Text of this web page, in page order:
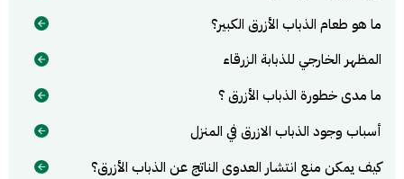
ما هو طعام الذباب الأزرق الكبير؟
المظهر الخارجي للذبابة الزرقاء
ما مدى خطورة الذباب الأزرق ؟
أسباب وجود الذباب الازرق في المنزل
كيف يمكن منع انتشار العدوى الناتج عن الذباب الأزرق؟